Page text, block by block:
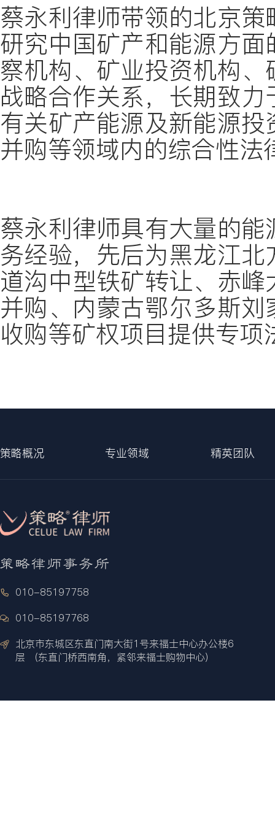
蔡永利律师带领的北京
研究中国矿产和能源方
察机构、矿业投资机构
战略合作关系，长期致
有关矿产能源及新能源
并购等领域内的综合性法
蔡永利律师具有大量的
务经验，先后为黑龙江
道沟中型铁矿转让、赤
并购、内蒙古鄂尔多斯
收购等矿权项目提供专项
策略概况 专业领域 精英团队
010-85197758
010-85197768
北京市东城区东直门南大街1号来福士中心办公楼6
层 （东直门桥西南角，紧邻来福士购物中心）